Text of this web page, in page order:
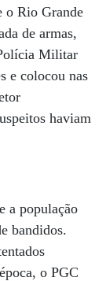
o Rio Grande
de armas,
Militar
e colocou nas
haviam
a população
bandidos.
o PGC